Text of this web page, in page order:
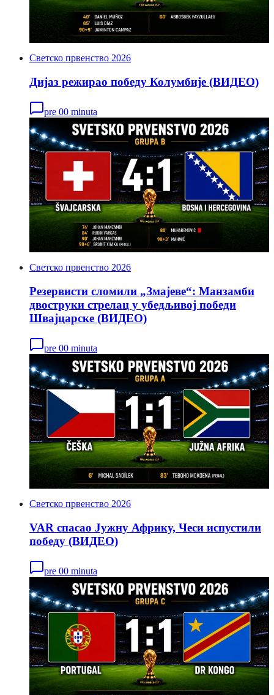
Светско првенство 2026
Дијаз режирао победу Колумбије (ВИДЕО)
pre 00 minuta
Светско првенство 2026
Резервисти сломили „Змајеве“: Манзамби
двоструки стрелац у убедљивој победи
Швајцарске (ВИДЕО)
pre 00 minuta
Светско првенство 2026
VAR спасао Јужну Африку, Чеси испустили
победу (ВИДЕО)
pre 00 minuta